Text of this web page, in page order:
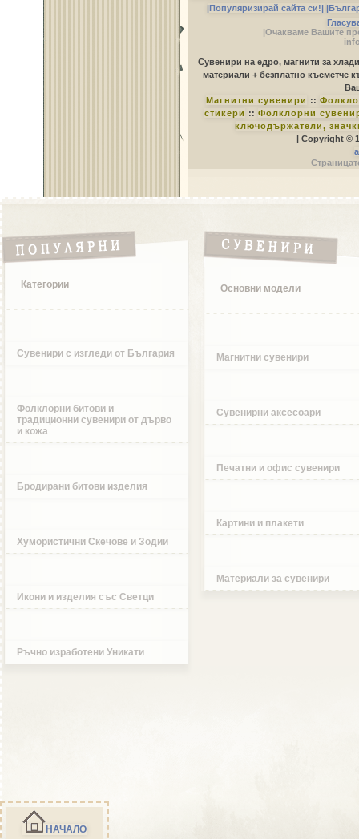
|Популяризирай сайта си!|
|Очакваме Вашите
Сувенири на едро, магнити за
материали + безплатно късметче
Магнитни сувенири ::
стикери :: Фолклорни
ключодържатели,
| Copyright ©
Категории
Сувенири с изгледи от България
Фолклорни битови и
традиционни сувенири от дърво
и кожа
Бродирани битови изделия
Хумористични Скечове и Зодии
Икони и изделия със Светци
Ръчно изработени Уникати
Основни модели
Магнитни сувенири
Сувенирни аксесоари
Печатни и офис сувенири
Картини и плакети
Материали за сувенири
НАЧАЛО